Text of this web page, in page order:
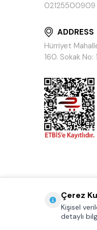
02125500909
ADDRESS
Hürriyet
160. Sokak
Çerez
Kişisel
detaylı